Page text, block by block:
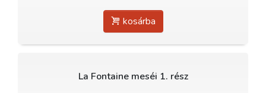
kosárba
La Fontaine meséi 1. rész